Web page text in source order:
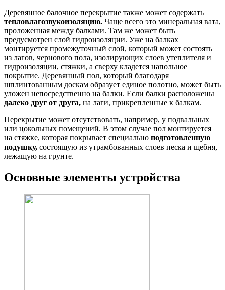
Деревянное балочное перекрытие также может содержать
тепловлагозвукоизоляцию. Чаще всего это минеральная вата,
проложенная между балками. Там же может быть
предусмотрен слой гидроизоляции. Уже на балках
монтируется промежуточный слой, который может состоять
из лагов, чернового пола, изолирующих слоев утеплителя и
гидроизоляции, стяжки, а сверху кладется напольное
покрытие. Деревянный пол, который благодаря
шплинтованным доскам образует единое полотно, может быть
уложен непосредственно на балки. Если балки расположены
далеко друг от друга, на лаги, прикрепленные к балкам.
Перекрытие может отсутствовать, например, у подвальных
или цокольных помещений. В этом случае пол монтируется
на стяжке, которая покрывает специально подготовленную
подушку, состоящую из утрамбованных слоев песка и щебня,
лежащую на грунте.
Основные элементы устройства